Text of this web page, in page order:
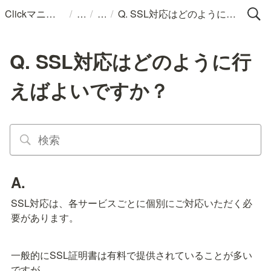
Clickマニュアル / / / Q. SSL対応はどのように行えばよいですか？
Q. SSL対応はどのように行
えばよいですか？
A.
SSL対応は、各サービスごとに個別にご対応いただく必
要があります。
一般的にSSL証明書は有料で提供されていることが多い